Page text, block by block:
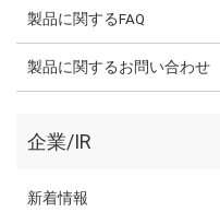
製品に関するFAQ
製品に関するお問い合わせ
企業/IR
新着情報